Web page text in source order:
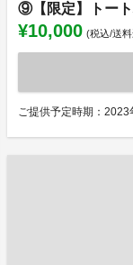
⑨【限定】トー
¥10,000 (税込/送
ご提供予定時期：2023